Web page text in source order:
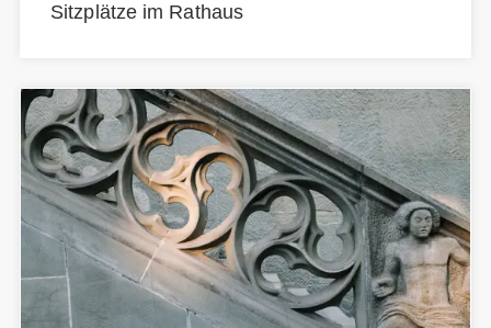
Sitzplätze im Rathaus